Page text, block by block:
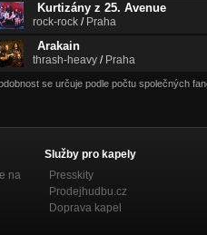
Kurtizány z 25. Avenue
rock-rock / Praha
Arakain
thrash-heavy / Praha
se určuje podle počtu společných
na
Služby pro kapely
Presskity
Prodejhudbu.cz
Doprava kapel